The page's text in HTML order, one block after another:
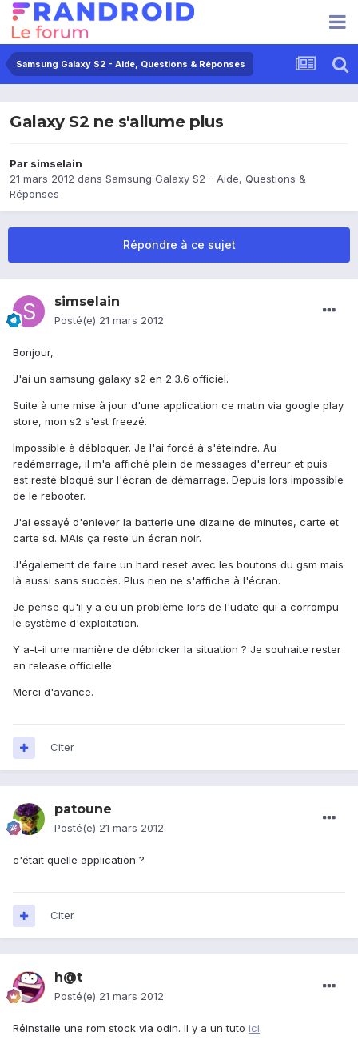
Samsung Galaxy S2 - Aide, Questions & Réponses
Galaxy S2 ne s'allume plus
Par simselain
21 mars 2012 dans Samsung Galaxy S2 - Aide, Questions &
Réponses
Répondre à ce sujet
simselain
Posté(e) 21 mars 2012
Bonjour,
J'ai un samsung galaxy s2 en 2.3.6 officiel.
Suite à une mise à jour d'une application ce matin via google play
store, mon s2 s'est freezé.
Impossible à débloquer. Je l'ai forcé à s'éteindre. Au
redémarrage, il m'a affiché plein de messages d'erreur et puis
est resté bloqué sur l'écran de démarrage. Depuis lors impossible
de le rebooter.
J'ai essayé d'enlever la batterie une dizaine de minutes, carte et
carte sd. MAis ça reste un écran noir.
J'également de faire un hard reset avec les boutons du gsm mais
là aussi sans succès. Plus rien ne s'affiche à l'écran.
Je pense qu'il y a eu un problème lors de l'udate qui a corrompu
le système d'exploitation.
Y a-t-il une manière de débricker la situation ? Je souhaite rester
en release officielle.
Merci d'avance.
Citer
patoune
Posté(e) 21 mars 2012
c'était quelle application ?
Citer
h@t
Posté(e) 21 mars 2012
Réinstalle une rom stock via odin. Il y a un tuto ici.